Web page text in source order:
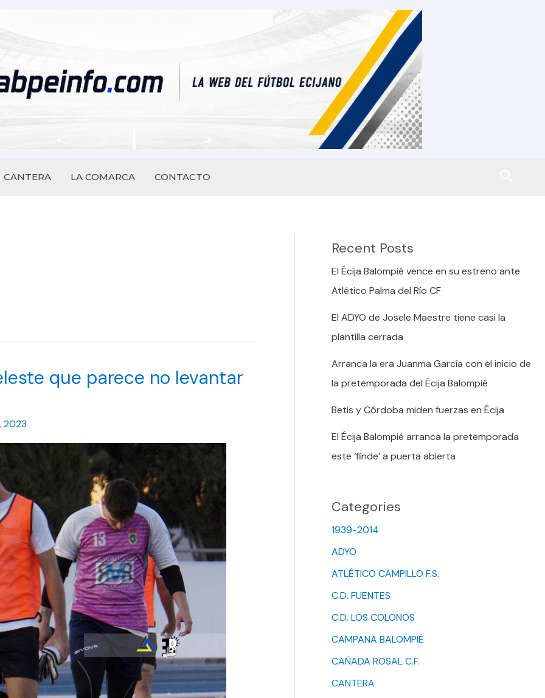
CANTERA LA COMARCA CONTACTO
que parece no levantar
2023
Recent Posts
El Écija Balompié vence en su estreno ante
Atlético Palma del Río CF
El ADYO de Josele Maestre tiene casi la
plantilla cerrada
Arranca la era Juanma García con el inicio de
la pretemporada del Écija Balompié
Betis y Córdoba miden fuerzas en Écija
El Écija Balompié arranca la pretemporada
este ‘finde’ a puerta abierta
Categories
1939-2014
ADYO
ATLÉTICO CAMPILLO F.S.
C.D. FUENTES
C.D. LOS COLONOS
CAMPANA BALOMPIÉ
CAÑADA ROSAL C.F.
CANTERA